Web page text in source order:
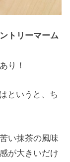
トリーマーム
り！
というと、ち
い抹茶の風味
が大きいだけ